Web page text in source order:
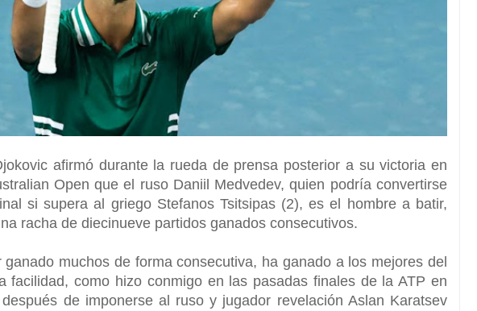
afirmó durante la rueda de prensa posterior a su victoria en
Open que el ruso Daniil Medvedev, quien podría convertirse
si supera al griego Stefanos Tsitsipas (2), es el hombre a batir,
racha de diecinueve partidos ganados consecutivos.
muchos de forma consecutiva, ha ganado a los mejores del
facilidad, como hizo conmigo en las pasadas finales de la ATP en
de imponerse al ruso y jugador revelación Aslan Karatsev